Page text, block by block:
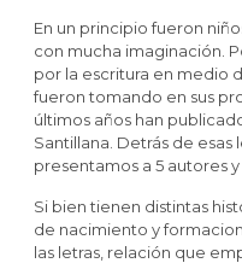
En un principio fueron
con mucha imaginación.
por la escritura en medio
fueron tomando en sus
últimos años han
Santillana. Detrás de
presentamos a 5 autores y
Si bien tienen distintas
de nacimiento y
las letras, relación que